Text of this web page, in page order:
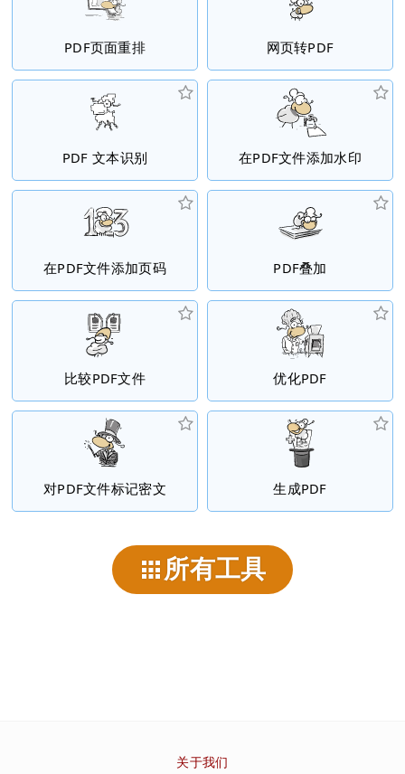
PDF页面重排 网页转PDF
PDF 文本识别 在PDF文件添加水印
在PDF文件添加页码 PDF叠加
比较PDF文件 优化PDF
对PDF文件标记密文 生成PDF
所有工具
关于我们